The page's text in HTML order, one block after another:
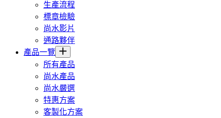
生產流程
標章檢驗
尚水影片
通路夥伴
產品一覽
所有產品
尚水產品
尚水嚴選
特惠方案
客製化方案